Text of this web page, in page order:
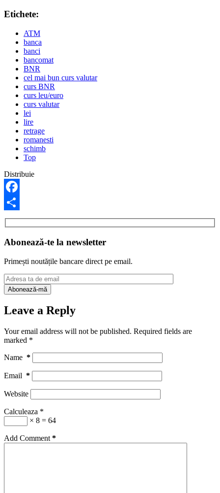
Etichete:
ATM
banca
banci
bancomat
BNR
cel mai bun curs valutar
curs BNR
curs leu/euro
curs valutar
lei
lire
retrage
romanesti
schimb
Top
Distribuie
Facebook
Share
Abonează-te la newsletter
Primești noutățile bancare direct pe email.
Leave a Reply
Your email address will not be published. Required fields are
marked *
Name *
Email *
Website
Calculeaza *
× 8 = 64
Add Comment *